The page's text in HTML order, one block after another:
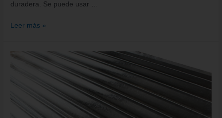
duradera. Se puede usar …
Leer más »